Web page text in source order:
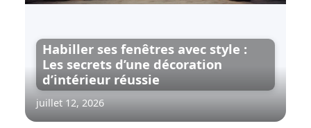
Habiller ses fenêtres avec style :
Les secrets d’une décoration
d’intérieur réussie
juillet 12, 2026